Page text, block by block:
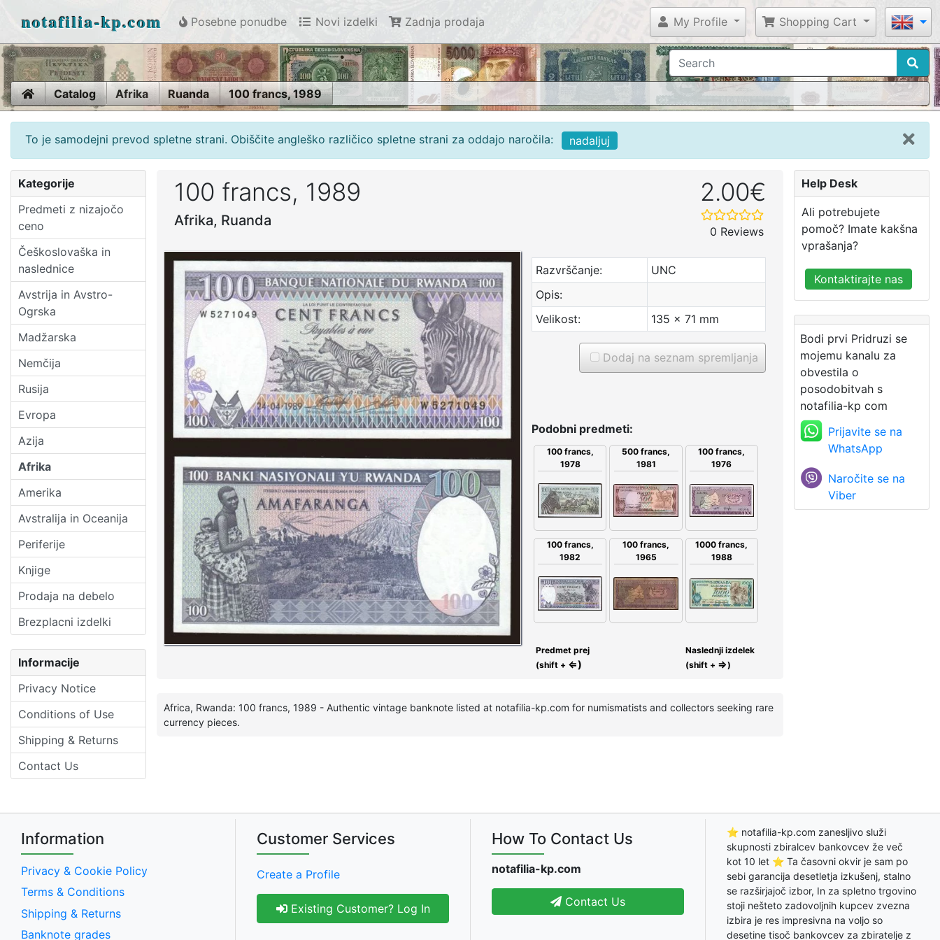
notafilia-kp.com Posebne ponudbe Novi izdelki Zadnja prodaja My Profile Shopping Cart
HomeCatalog Afrika Ruanda 100 francs, 1989
To je samodejni prevod spletne strani. Obiščite angleško različico spletne strani za oddajo naročila: nadaljuj
Kategorije
Predmeti z nizajočo
ceno
Češkoslovaška in
naslednice
Avstrija in Avstro-
Ogrska
Madžarska
Nemčija
Rusija
Evropa
Azija
Afrika
Amerika
Avstralija in Oceanija
Periferije
Knjige
Prodaja na debelo
Brezplacni izdelki
Informacije
Privacy Notice
Conditions of Use
Shipping & Returns
Contact Us
100 francs, 1989
Afrika, Ruanda
2.00€
0 Reviews
Razvrščanje:
UNC
Opis:
Velikost:
135 x 71 mm
Dodaj na seznam spremljanja
Podobni predmeti:
100 francs,
1978
500 francs,
1981
100 francs,
1976
100 francs,
1982
100 francs,
1965
1000 francs,
1988
Predmet prej
(shift + ⇐)
Naslednji izdelek
(shift + ⇒)
Africa, Rwanda: 100 francs, 1989 - Authentic vintage banknote listed at notafilia-kp.com for numismatists and collectors seeking rare
currency pieces.
Help Desk
Ali potrebujete
pomoč? Imate kakšna
vprašanja?
Kontaktirajte nas
Bodi prvi Pridruzi se
mojemu kanalu za
obvestila o
posodobitvah s
notafilia-kp com
Prijavite se na
WhatsApp
Naročite se na
Viber
Information
Privacy & Cookie Policy
Terms & Conditions
Shipping & Returns
Banknote grades
Customer Services
Create a Profile
Existing Customer? Log In
How To Contact Us
notafilia-kp.com
Contact Us
⭐ notafilia-kp.com zanesljivo služi
skupnosti zbiralcev bankovcev že več
kot 10 let ⭐ Ta časovni okvir je sam po
sebi garancija desetletja izkušenj, stalno
se razširjajoč izbor, In za spletno trgovino
stoji nešteto zadovoljnih kupcev zvezna
izbira je res impresivna na voljo so
desetine tisoč bankovcev za zbiratelje z